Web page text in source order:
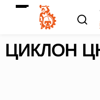
ЦИКЛОН